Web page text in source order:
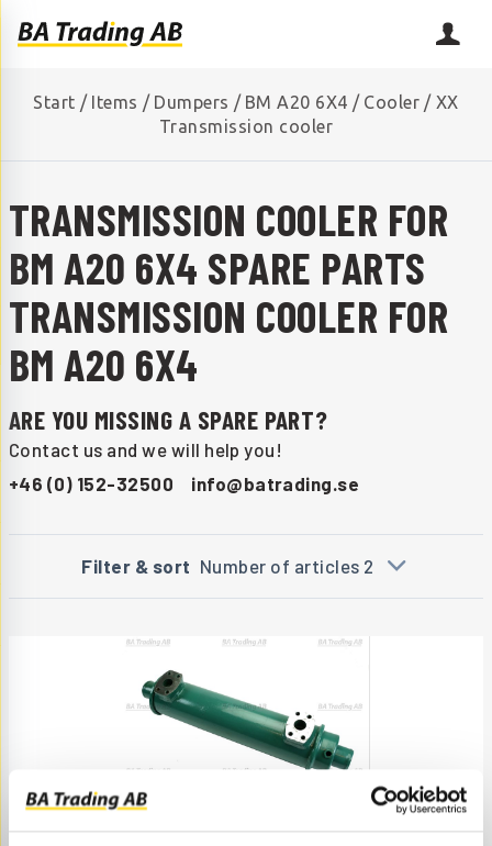
Start / Items / Dumpers / BM A20 6X4 / Cooler / XX
Transmission cooler
TRANSMISSION COOLER FOR
BM A20 6X4 SPARE PARTS
TRANSMISSION COOLER FOR
BM A20 6X4
ARE YOU MISSING A SPARE PART?
Contact us and we will help you!
+46 (0) 152-32500
info@batrading.se
Filter & sort Number of articles 2
OIL COOLER